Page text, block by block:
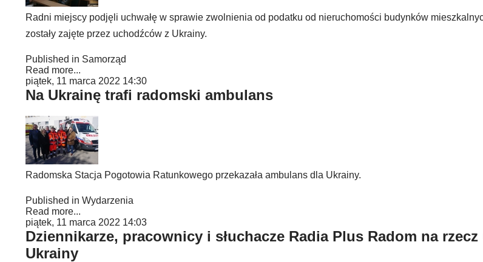
Radni miejscy podjęli uchwałę w sprawie zwolnienia od podatku od nieruchomości budynków
zostały zajęte przez uchodźców z Ukrainy.
Published in Samorząd
Read more...
piątek, 11 marca 2022 14:30
Na Ukrainę trafi radomski ambulans
Radomska Stacja Pogotowia Ratunkowego przekazała ambulans dla Ukrainy.
Published in Wydarzenia
Read more...
piątek, 11 marca 2022 14:03
Dziennikarze, pracownicy i słuchacze Radia Plus Radom na
Ukrainy